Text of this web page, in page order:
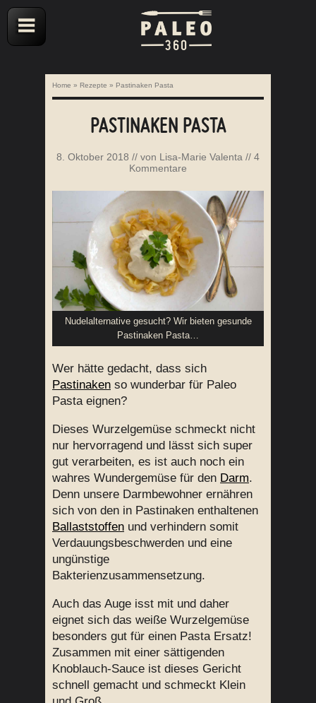
Home » Rezepte » Pastinaken Pasta
PASTINAKEN PASTA
8. Oktober 2018 // von Lisa-Marie Valenta // 4
Kommentare
Nudelalternative gesucht? Wir bieten gesunde
Pastinaken Pasta…
Wer hätte gedacht, dass sich
Pastinaken so wunderbar für Paleo
Pasta eignen?
Dieses Wurzelgemüse schmeckt nicht
nur hervorragend und lässt sich super
gut verarbeiten, es ist auch noch ein
wahres Wundergemüse für den Darm.
Denn unsere Darmbewohner ernähren
sich von den in Pastinaken enthaltenen
Ballaststoffen und verhindern somit
Verdauungsbeschwerden und eine
ungünstige
Bakterienzusammensetzung.
Auch das Auge isst mit und daher
eignet sich das weiße Wurzelgemüse
besonders gut für einen Pasta Ersatz!
Zusammen mit einer sättigenden
Knoblauch-Sauce ist dieses Gericht
schnell gemacht und schmeckt Klein